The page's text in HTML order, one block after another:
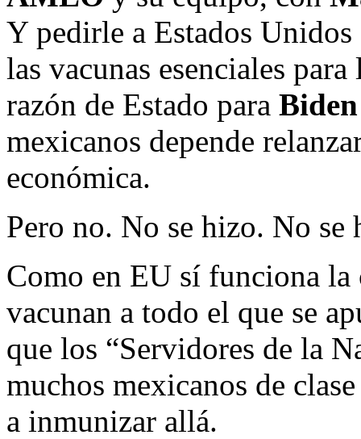
Y pedirle a Estados
las vacunas esenciales
razón de Estado para
mexicanos depende
económica.
Pero no. No se hizo. No se
Como en EU sí funciona
vacunan a todo el que se
que los “Servidores de la
muchos mexicanos de
a inmunizar allá.